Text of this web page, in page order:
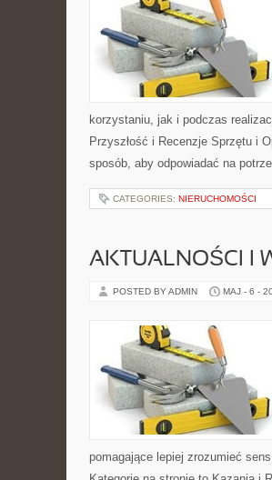
korzystaniu, jak i podczas
Przyszłość i Recenzje Sprzętu i
sposób, aby odpowiadać na
CATEGORIES: NIERUCHOMOŚCI
AKTUALNOŚCI I
POSTED BY ADMIN MAJ - 6 -
pomagające lepiej zrozumieć